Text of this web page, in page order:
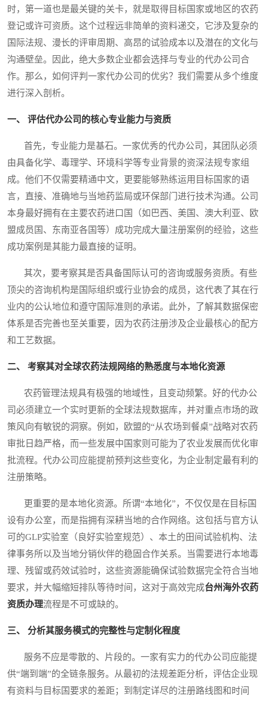
时，第一道也是最关键的关卡，就是取得目标国家或地区的农药
登记或许可资质。这个过程远非简单的资料递交，它涉及复杂的
国际法规、漫长的评审周期、高昂的试验成本以及潜在的文化与
沟通壁垒。因此，绝大多数企业都会选择与专业的代办公司合
作。那么，如何评判一家代办公司的优劣？我们需要从多个维度
进行深入剖析。
一、 评估代办公司的核心专业能力与资质
首先，专业能力是基石。一家优秀的代办公司，其团队必须
由具备化学、毒理学、环境科学等专业背景的资深法规专家组
成。他们不仅需要精通中文，更要能够熟练运用目标国家的语
言，直接、准确地与当地药监局或环保部门进行技术沟通。公司
本身最好拥有在主要农药进口国（如巴西、美国、澳大利亚、欧
盟成员国、东南亚各国等）成功完成大量注册案例的经验，这些
成功案例是其能力最直接的证明。
其次，要考察其是否具备国际认可的咨询或服务资质。有些
顶尖的咨询机构是国际组织或行业协会的成员，这代表了其在行
业内的公认地位和遵守国际准则的承诺。此外，了解其数据保密
体系是否完善也至关重要，因为农药注册涉及企业最核心的配方
和工艺数据。
二、 考察其对全球农药法规网络的熟悉度与本地化资源
农药管理法规具有极强的地域性，且变动频繁。好的代办公
司必须建立一个实时更新的全球法规数据库，并对重点市场的政
策风向有敏锐的洞察。例如，欧盟的“从农场到餐桌”战略对农药
审批日趋严格，而一些发展中国家则可能为了农业发展而优化审
批流程。代办公司应能提前预判这些变化，为企业制定最有利的
注册策略。
更重要的是本地化资源。所谓“本地化”，不仅仅是在目标国
设有办公室，而是指拥有深耕当地的合作网络。这包括与官方认
可的GLP实验室（良好实验室规范）、本土的田间试验机构、法
律事务所以及当地分销伙伴的稳固合作关系。当需要进行本地毒
理、残留或药效试验时，这些资源能确保试验数据完全符合当地
要求，并大幅缩短排队等待时间，这对于高效完成台州海外农药
资质办理流程是不可或缺的。
三、 分析其服务模式的完整性与定制化程度
服务不应是零散的、片段的。一家有实力的代办公司应能提
供“端到端”的全链条服务。从最初的法规差距分析，评估企业现
有资料与目标国要求的差距；到制定详尽的注册路线图和时间